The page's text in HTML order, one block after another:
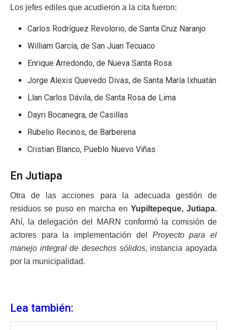
Los jefes ediles que acudieron a la cita fueron:
Carlos Rodríguez Revolorio, de Santa Cruz Naranjo
William García, de San Juan Tecuaco
Enrique Arredondo, de Nueva Santa Rosa
Jorge Alexis Quevedo Divas, de Santa María Ixhuatán
Llan Carlos Dávila, de Santa Rosa de Lima
Dayri Bocanegra, de Casillas
Rubelio Recinos, de Barberena
Cristian Blanco, Pueblo Nuevo Viñas
En Jutiapa
Otra de las acciones para la adecuada gestión de
residuos se puso en marcha en Yupiltepeque, Jutiapa.
Ahí, la delegación del MARN conformó la comisión de
actores para la implementación del Proyecto para el
manejo integral de desechos sólidos, instancia apoyada
por la municipalidad.
Lea también: